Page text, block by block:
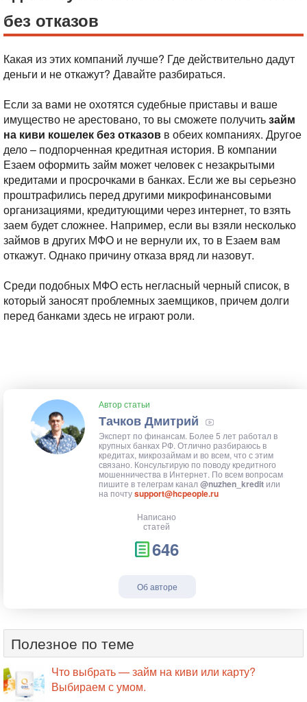
без отказов
Какая из этих компаний лучше? Где действительно дадут
деньги и не откажут? Давайте разбираться.
Если за вами не охотятся судебные приставы и ваше
имущество не арестовано, то вы сможете получитьзайм
на киви кошелек без отказов в обеих компаниях. Другое
дело – подпорченная кредитная история. В компании
Езаем оформить займ может человек с незакрытыми
кредитами и просрочками в банках. Если же вы серьезно
проштрафились перед другими микрофинансовыми
организациями, кредитующими через интернет, то взять
заем будет сложнее. Например, если вы взяли несколько
займов в других МФО и не вернули их, то в Езаем вам
откажут. Однако причину отказа вряд ли назовут.
Среди подобных МФО есть негласный черный список, в
который заносят проблемных заемщиков, причем долги
перед банками здесь не играют роли.
Автор статьи
Тачков Дмитрий
Эксперт по финансам. Более 5 лет работал в
крупных банках РФ. Отлично разбираюсь в
кредитах, микрозаймам и во всем, что с этим
связано. Консультирую по поводу кредитного
мошенничества в Интернет. По всем вопросам
пишите в телеграм канал @nuzhen_kredit или
на почтуsupport@hcpeople.ru
Написано
статей
646
Об авторе
Полезное по теме
Что выбрать — займ на киви или карту?
Выбираем с умом.